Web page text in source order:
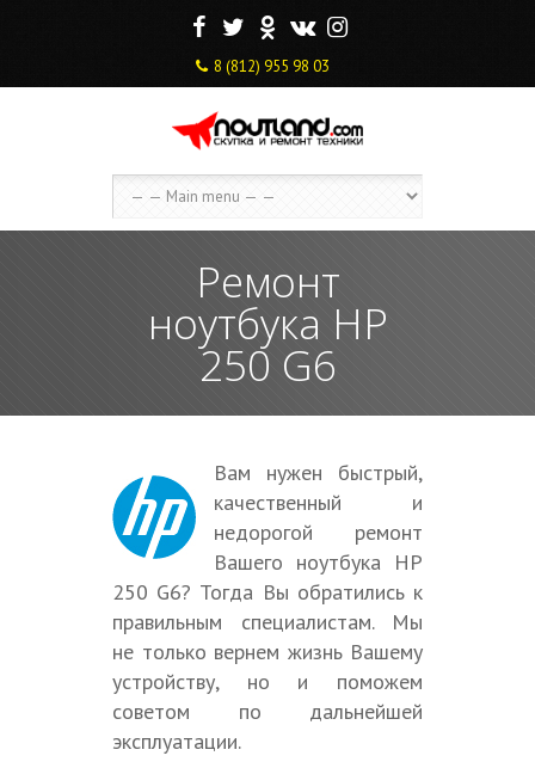
F T O V I
8 (812) 955 98 03
Ремонт
ноутбука HP
250 G6
Вам нужен быстрый,
качественный и
недорогой ремонт
Вашего ноутбука HP
250 G6? Тогда Вы обратились к
правильным специалистам. Мы
не только вернем жизнь Вашему
устройству, но и поможем
советом по дальнейшей
эксплуатации.